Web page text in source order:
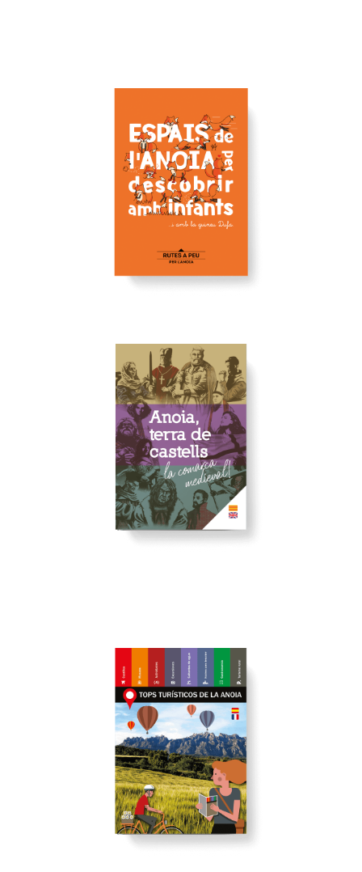
PER DESCOBRIR
AMB INFANTS
Veure
ANOIA TERRA DE
CASTELLS
VEURE
TOPS TURÍSTICS
DE L'ANOIA
Veure